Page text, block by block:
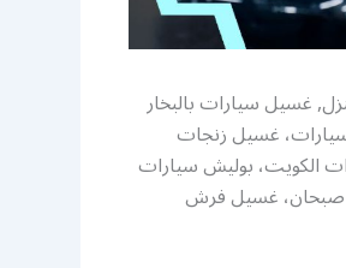
غسيل سيارات بالبخار
غسيل زنجات
الكويت، بوليش سيارات
صبحان، غسيل فرش